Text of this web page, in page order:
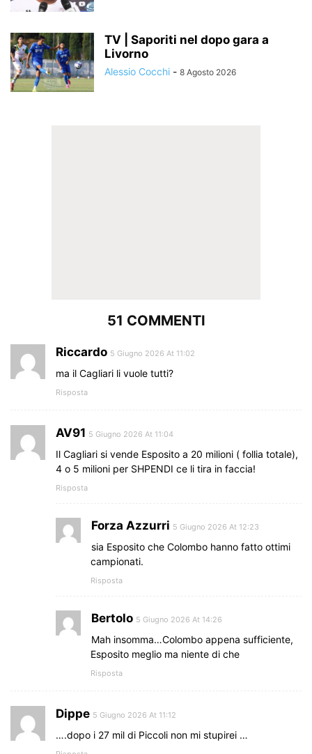
TV | Saporiti nel dopo gara a
Livorno
Alessio Cocchi - 8 Agosto 2026
51 COMMENTI
Riccardo 5 Giugno 2026 At 11:02
ma il Cagliari li vuole tutti?
Risposta
AV91 5 Giugno 2026 At 11:04
Il Cagliari si vende Esposito a 20 milioni ( follia totale),
4 o 5 milioni per SHPENDI ce li tira in faccia!
Risposta
Forza Azzurri 5 Giugno 2026 At 12:23
sia Esposito che Colombo hanno fatto ottimi
campionati.
Risposta
Bertolo 5 Giugno 2026 At 14:26
Mah insomma…Colombo appena sufficiente,
Esposito meglio ma niente di che
Risposta
Dippe 5 Giugno 2026 At 11:12
….dopo i 27 mil di Piccoli non mi stupirei …